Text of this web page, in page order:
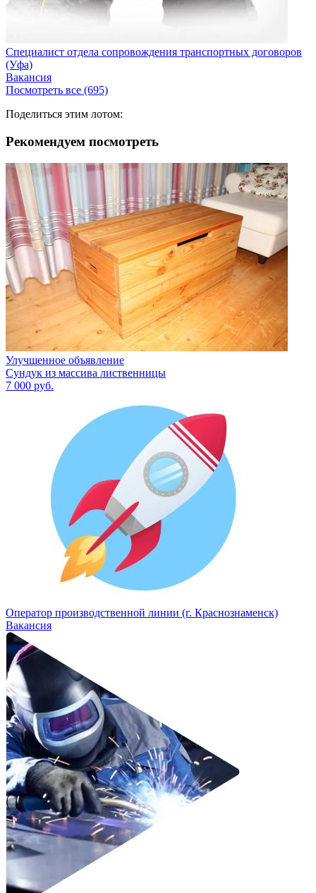
Специалист отдела сопровождения транспортных договоров
(Уфа)
Вакансия
Посмотреть все (695)
Поделиться этим лотом:
Рекомендуем посмотреть
Улучшенное объявление
Сундук из массива лиственницы
7 000 руб.
Оператор производственной линии (г. Краснознаменск)
Вакансия